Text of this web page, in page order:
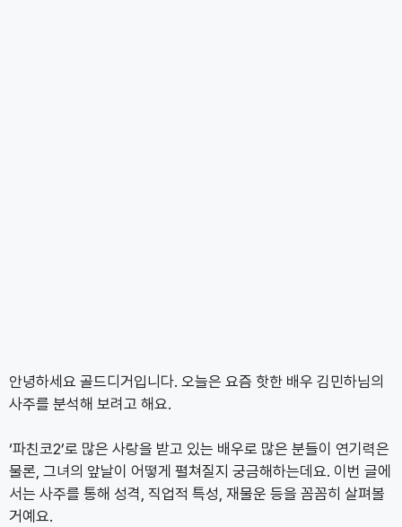
안녕하세요 골드디거입니다. 오늘은 요즘 핫한 배우 김민하님의
사주를 분석해 보려고 해요.
‘파친코2’로 많은 사랑을 받고 있는 배우로 많은 분들이 연기력은
물론, 그녀의 앞날이 어떻게 펼쳐질지 궁금해하는데요. 이번 글에
서는 사주를 통해 성격, 직업적 특성, 재물운 등을 꼼꼼히 살펴볼
거예요.